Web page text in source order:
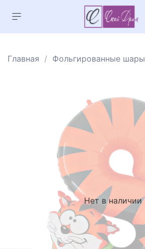
Главная Фольгированные шары
Нет в наличии